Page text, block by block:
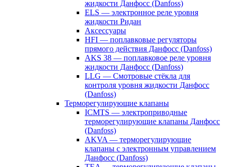
жидкости Данфосс (Danfoss)
ELS — электронное реле уровня
жидкости Ридан
Аксессуары
HFI — поплавковые регуляторы
прямого действия Данфосс (Danfoss)
AKS 38 — поплавковое реле уровня
жидкости Данфосс (Danfoss)
LLG — Смотровые стёкла для
контроля уровня жидкости Данфосс
(Danfoss)
Терморегулирующие клапаны
ICMTS — электроприводные
терморегулирующие клапаны Данфосс
(Danfoss)
AKVA — терморегулирующие
клапаны с электронным управлением
Данфосс (Danfoss)